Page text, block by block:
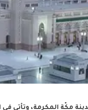
مكّة المكرمة، وتأتي في